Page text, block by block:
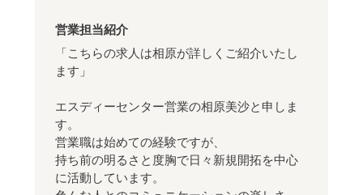
営業担当紹介
「こちらの求人は相原が詳しくご紹介いたし
ます」
エスディーセンター営業の相原美沙と申しま
す。
営業職は始めての経験ですが、
持ち前の明るさと度胸で日々新規開拓を中心
に活動しています。